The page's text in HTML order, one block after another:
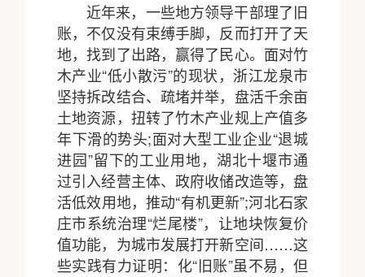
近年来，一些地方领导干部理了旧
账，不仅没有束缚手脚，反而打开了天
地，找到了出路，赢得了民心。面对竹
木产业“低小散污”的现状，浙江龙泉市
坚持拆改结合、疏堵并举，盘活千余亩
土地资源，扭转了竹木产业规上产值多
年下滑的势头;面对大型工业企业“退城
进园”留下的工业用地，湖北十堰市通
过引入经营主体、政府收储改造等，盘
活低效用地，推动“有机更新”;河北石家
庄市系统治理“烂尾楼”，让地块恢复价
值功能，为城市发展打开新空间……这
些实践有力证明：化“旧账”虽不易，但